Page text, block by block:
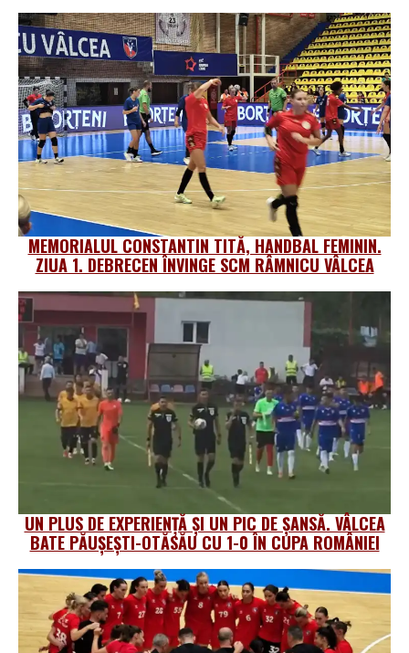
MEMORIALUL CONSTANTIN TITĂ, HANDBAL FEMININ.
ZIUA 1. DEBRECEN ÎNVINGE SCM RÂMNICU VÂLCEA
UN PLUS DE EXPERIENȚĂ ȘI UN PIC DE ȘANSĂ. VÂLCEA
BATE PĂUȘEȘTI-OTĂSĂU CU 1-0 ÎN CUPA ROMÂNIEI